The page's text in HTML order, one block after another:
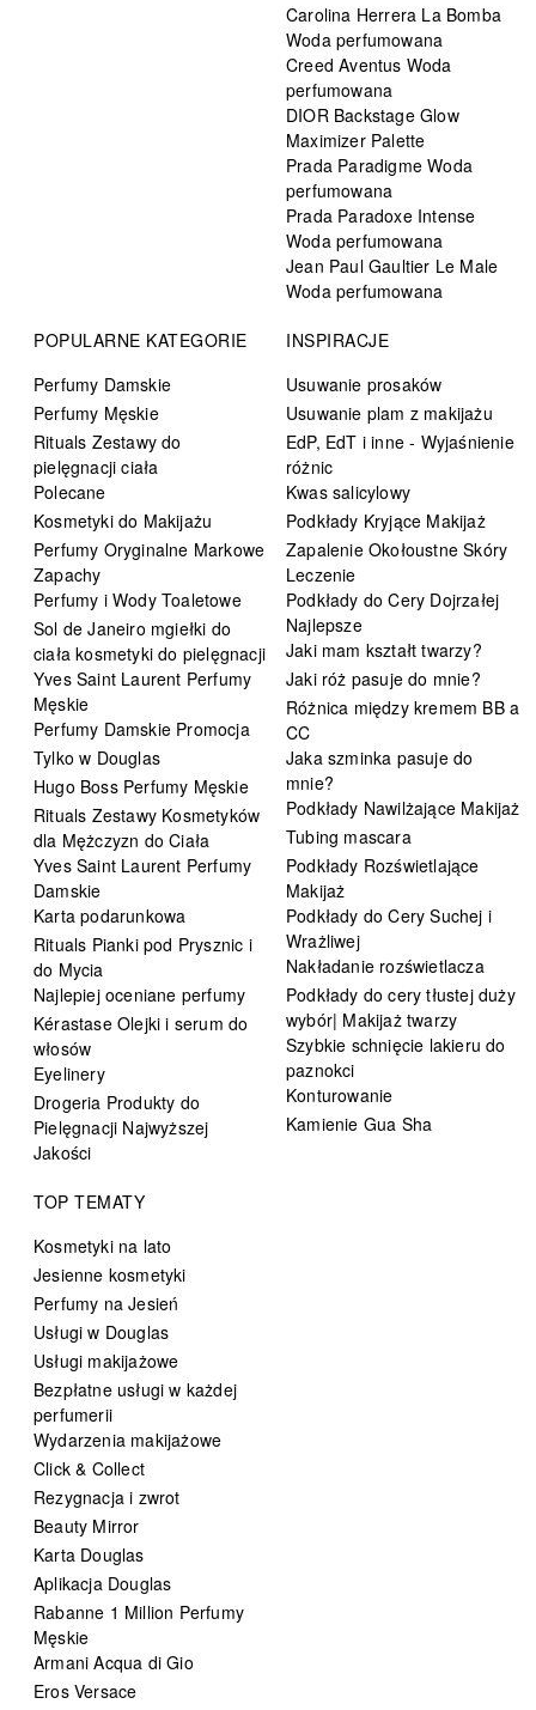
Carolina Herrera La Bomba
Woda perfumowana
Creed Aventus Woda
perfumowana
DIOR Backstage Glow
Maximizer Palette
Prada Paradigme Woda
perfumowana
Prada Paradoxe Intense
Woda perfumowana
Jean Paul Gaultier Le Male
Woda perfumowana
POPULARNE KATEGORIE
Perfumy Damskie
Perfumy Męskie
Rituals Zestawy do
pielęgnacji ciała
Polecane
Kosmetyki do Makijażu
Perfumy Oryginalne Markowe
Zapachy
Perfumy i Wody Toaletowe
Sol de Janeiro mgiełki do
ciała kosmetyki do pielęgnacji
Yves Saint Laurent Perfumy
Męskie
Perfumy Damskie Promocja
Tylko w Douglas
Hugo Boss Perfumy Męskie
Rituals Zestawy Kosmetyków
dla Mężczyzn do Ciała
Yves Saint Laurent Perfumy
Damskie
Karta podarunkowa
Rituals Pianki pod Prysznic i
do Mycia
Najlepiej oceniane perfumy
Kérastase Olejki i serum do
włosów
Eyelinery
Drogeria Produkty do
Pielęgnacji Najwyższej
Jakości
INSPIRACJE
Usuwanie prosaków
Usuwanie plam z makijażu
EdP, EdT i inne - Wyjaśnienie
różnic
Kwas salicylowy
Podkłady Kryjące Makijaż
Zapalenie Okołoustne Skóry
Leczenie
Podkłady do Cery Dojrzałej
Najlepsze
Jaki mam kształt twarzy?
Jaki róż pasuje do mnie?
Różnica między kremem BB a
CC
Jaka szminka pasuje do
mnie?
Podkłady Nawilżające Makijaż
Tubing mascara
Podkłady Rozświetlające
Makijaż
Podkłady do Cery Suchej i
Wrażliwej
Nakładanie rozświetlacza
Podkłady do cery tłustej duży
wybór| Makijaż twarzy
Szybkie schnięcie lakieru do
paznokci
Konturowanie
Kamienie Gua Sha
TOP TEMATY
Kosmetyki na lato
Jesienne kosmetyki
Perfumy na Jesień
Usługi w Douglas
Usługi makijażowe
Bezpłatne usługi w każdej
perfumerii
Wydarzenia makijażowe
Click & Collect
Rezygnacja i zwrot
Beauty Mirror
Karta Douglas
Aplikacja Douglas
Rabanne 1 Million Perfumy
Męskie
Armani Acqua di Gio
Eros Versace